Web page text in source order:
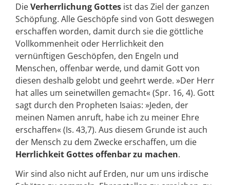
DieVerherrlichung Gottes ist das Ziel der ganzen
Schöpfung. Alle Geschöpfe sind von Gott deswegen
erschaffen worden, damit durch sie die göttliche
Vollkommenheit oder Herrlichkeit den
vernünftigen Geschöpfen, den Engeln und
Menschen, offenbar werde, und damit Gott von
diesen deshalb gelobt und geehrt werde. »Der Herr
hat alles um seinetwillen gemacht« (Spr. 16, 4). Gott
sagt durch den Propheten Isaias: »Jeden, der
meinen Namen anruft, habe ich zu meiner Ehre
erschaffen« (Is. 43,7). Aus diesem Grunde ist auch
der Mensch zu dem Zwecke erschaffen, um die
Herrlichkeit Gottes offenbar zu machen.
Wir sind also nicht auf Erden, nur um uns irdische